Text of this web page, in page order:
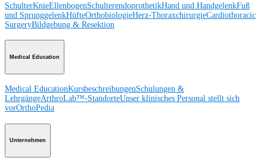
SchulterKnieEllenbogenSchulterendoprothetikHand und HandgelenkFuß
und SprunggelenkHüfteOrthobiologieHerz-ThoraxchirurgieCardiothoracic
SurgeryBildgebung & Resektion
Medical Education
Medical EducationKursbeschreibungenSchulungen &
LehrgängeArthroLab™-StandorteUnser klinisches Personal stellt sich
vorOrthoPedia
Unternehmen